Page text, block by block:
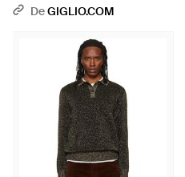
Coton Rayé Avec Logo
DeGIGLIO.COM